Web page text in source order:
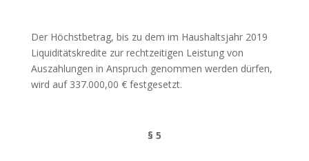
Der Höchstbetrag, bis zu dem im Haushaltsjahr 2019
Liquiditätskredite zur rechtzeitigen Leistung von
Auszahlungen in Anspruch genommen werden dürfen,
wird auf 337.000,00 € festgesetzt.
§ 5